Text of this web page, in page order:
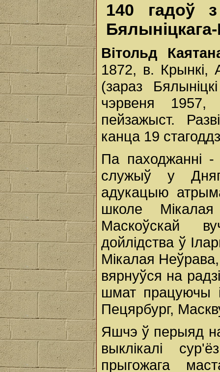
140 гадоў
Бялыніцкага-
Вітольд
1872, в. Крынкі,
(зараз
чэрвеня 1957,
пейзажыст.
канца 19
Па паходжанні
служыў у
адукацыю
школе
Маскоўскай
дойлідства ў
Мікалая
вярнуўся на
шмат працуючы
Пецярбург,
Яшчэ ў перыяд
выклікалі
прыгожага